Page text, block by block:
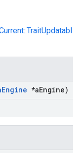
Engine *aEngine)